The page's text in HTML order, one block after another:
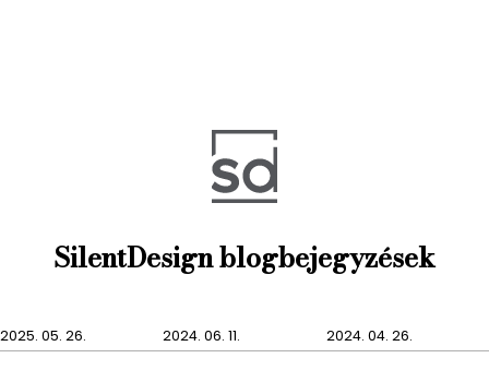
újratölthető folyadékot.
SilentDesign blogbejegyzések
2025. 05. 26. 2024. 06. 11. 2024. 04. 26.